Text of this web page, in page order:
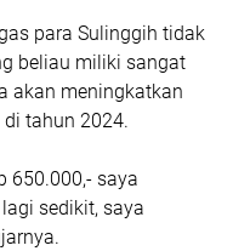
para Sulinggih tidak
beliau miliki sangat
akan meningkatkan
tahun 2024.
650.000,- saya
sedikit, saya